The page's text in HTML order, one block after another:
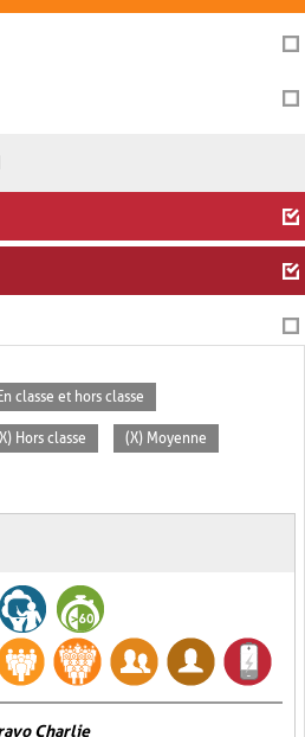
classe et hors classe
Hors classe (X) Moyenne
Charlie